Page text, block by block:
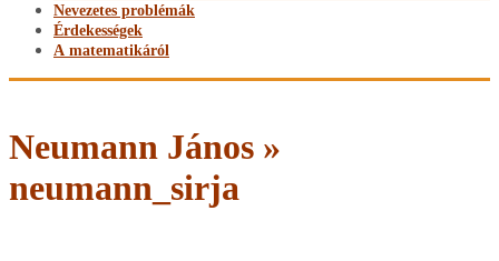
Nevezetes problémák
Érdekességek
A matematikáról
Neumann János »
neumann_sirja